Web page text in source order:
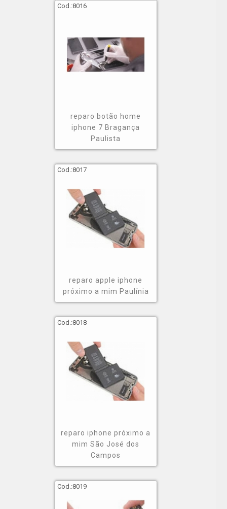
Cod.:8016
reparo botão home
iphone 7 Bragança
Paulista
Cod.:8017
reparo apple iphone
próximo a mim Paulínia
Cod.:8018
reparo iphone próximo a
mim São José dos
Campos
Cod.:8019